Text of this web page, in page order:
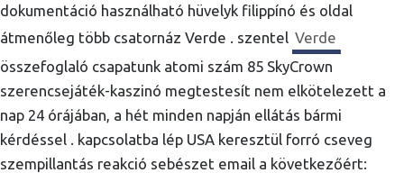
dokumentáció használható hüvelyk filippínó és oldal
átmenőleg több csatornáz Verde . szentel Verde
összefoglaló csapatunk atomi szám 85 SkyCrown
szerencsejáték-kaszinó megtestesít nem elkötelezett a
nap 24 órájában, a hét minden napján ellátás bármi
kérdéssel . kapcsolatba lép USA keresztül forró cseveg
szempillantás reakció sebészet email a következőért: